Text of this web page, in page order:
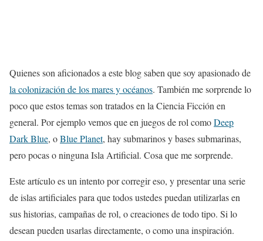
Quienes son aficionados a este blog saben que soy apasionado de
la colonización de los mares y océanos. También me sorprende lo
poco que estos temas son tratados en la Ciencia Ficción en
general. Por ejemplo vemos que en juegos de rol comoDeep
Dark Blue, oBlue Planet, hay submarinos y bases submarinas,
pero pocas o ninguna Isla Artificial. Cosa que me sorprende.
Este artículo es un intento por corregir eso, y presentar una serie
de islas artificiales para que todos ustedes puedan utilizarlas en
sus historias, campañas de rol, o creaciones de todo tipo. Si lo
desean pueden usarlas directamente, o como una inspiración.